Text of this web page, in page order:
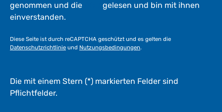
genommen und die
gelesen und bin mit ihnen
einverstanden.
Diese Seite ist durch reCAPTCHA geschützt und es gelten die
Datenschutzrichtlinie und Nutzungsbedingungen.
Die mit einem Stern (*) markierten Felder sind
Pflichtfelder.